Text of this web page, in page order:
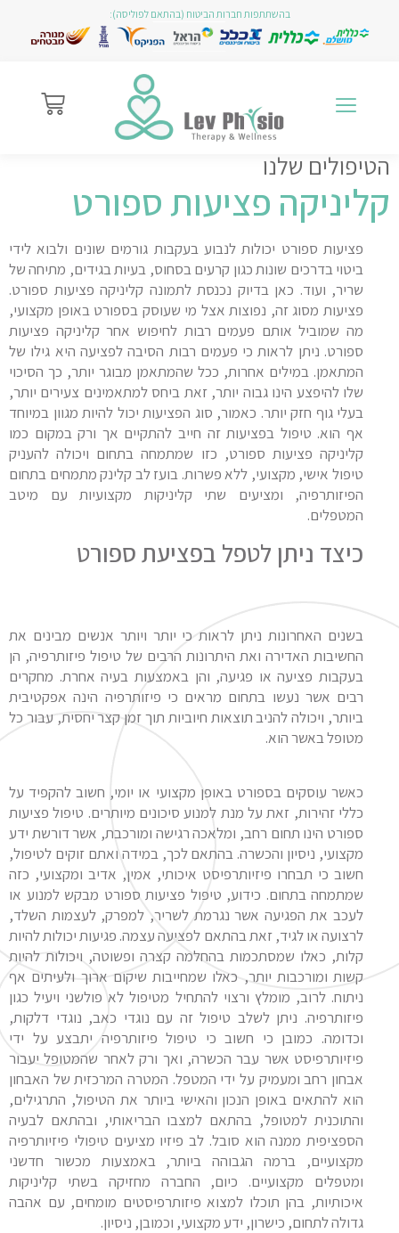
בהשתתפות חברות הביטוח (בהתאם לפוליסה):
הטיפולים שלנו
קליניקה פציעות ספורט
פציעות ספורט יכולות לנבוע בעקבות גורמים שונים ולבוא לידי
ביטוי בדרכים שונות כגון קרעים בסחוס, בעיות בגידים, מתיחה של
שריר, ועוד. כאן בדיוק נכנסת לתמונה קליניקה פציעות ספורט.
פציעות מסוג זה, נפוצות אצל מי שעוסק בספורט באופן מקצועי,
מה שמוביל אותם פעמים רבות לחיפוש אחר קליניקה פציעות
ספורט. ניתן לראות כי פעמים רבות הסיבה לפציעה היא גילו של
המתאמן. במילים אחרות, ככל שהמתאמן מבוגר יותר, כך הסיכוי
שלו להיפצע הינו גבוה יותר, זאת ביחס למתאמינים צעירים יותר,
בעלי גוף חזק יותר. כאמור, סוג הפציעות יכול להיות מגוון במיוחד
אף הוא. טיפול בפציעות זה חייב להתקיים אך ורק במקום כמו
קליניקה פציעות ספורט, כזו שמתמחה בתחום ויכולה להעניק
טיפול אישי, מקצועי, ללא פשרות. בועז לב קלינק מתמחים בתחום
הפיזותרפיה, ומציעים שתי קליניקות מקצועיות עם מיטב
המטפלים.
כיצד ניתן לטפל בפציעת ספורט
בשנים האחרונות ניתן לראות כי יותר ויותר אנשים מבינים את
החשיבות האדירה ואת היתרונות הרבים של טיפול פיזותרפיה, הן
בעקבות פציעה או פגיעה, והן באמצעות בעיה אחרת. מחקרים
רבים אשר נעשו בתחום מראים כי פיזותרפיה הינה אפקטיבית
ביותר, ויכולה להניב תוצאות חיוביות תוך זמן קצר יחסית, עבור כל
מטופל באשר הוא.
כאשר עוסקים בספורט באופן מקצועי או יומי, חשוב להקפיד על
כללי זהירות, זאת על מנת למנוע סיכונים מיותרים. טיפול פציעות
ספורט הינו תחום רחב, ומלאכה רגישה ומורכבת, אשר דורשת ידע
מקצועי, ניסיון והכשרה. בהתאם לכך, במידה ואתם זוקים לטיפול,
חשוב כי תבחרו פיזיותרפיסט איכותי, אמין, אדיב ומקצועי, כזה
שמתמחה בתחום. כידוע, טיפול פציעות ספורט מבקש למנוע או
לעכב את הפגיעה אשר נגרמת לשריר, למפרק, לעצמות השלד,
לרצועה או לגיד, זאת בהתאם לפציעה עצמה. פגיעות יכולות להיות
קלות, כאלו שמסתכמות בהחלמה קצרה ופשוטה, ויכולות להיות
קשות ומורכבות יותר, כאלו שמחייבות שיקום ארוך ולעיתים אף
ניתוח. לרוב, מומלץ ורצוי להתחיל מטיפול לא פולשני ויעיל כגון
פיזותרפיה. ניתן לשלב טיפול זה עם נוגדי כאב, נוגדי דלקות,
וכדומה. כמובן כי חשוב כי טיפול פיזותרפיה יתבצע על ידי
פיזיותרפיסט אשר עבר הכשרה, ואך ורק לאחר שהמטופל יעבור
אבחון רחב ומעמיק על ידי המטפל. המטרה המרכזית של האבחון
הוא להתאים באופן הנכון והאישי ביותר את הטיפול, התרגילים,
והתוכנית למטופל, בהתאם למצבו הבריאותי, ובהתאם לבעיה
הספציפית ממנה הוא סובל. לב פיזיו מציעים טיפולי פיזיותרפיה
מקצועיים, ברמה הגבוהה ביותר, באמצעות מכשור חדשני
ומטפלים מקצועיים. כיום, החברה מחזיקה בשתי קליניקות
איכותיות, בהן תוכלו למצוא פיזותרפיסטים מומחים, עם אהבה
גדולה לתחום, כישרון, ידע מקצועי, וכמובן, ניסיון.